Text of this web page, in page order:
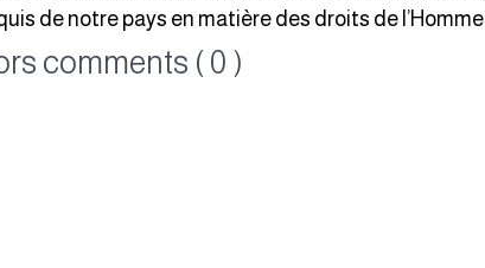
de notre pays en matière des droits de l’Homme ».
comments ( 0 )